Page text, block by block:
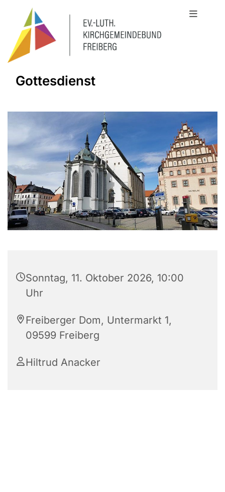
Gottesdienst
Sonntag, 11. Oktober 2026, 10:00
Uhr
Freiberger Dom, Untermarkt 1,
09599 Freiberg
Hiltrud Anacker